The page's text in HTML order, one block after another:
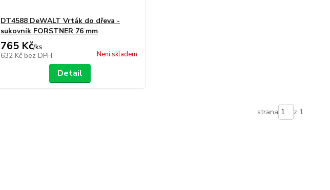
DT4588 DeWALT Vrták do dřeva -
sukovník FORSTNER 76 mm
765 Kč/ks
632 Kč bez DPH Není skladem
Detail
strana z 1